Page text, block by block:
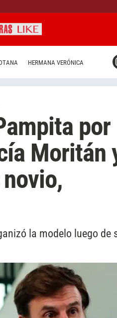
HERMANA VERÓNICA
por
Moritán
la modelo luego de